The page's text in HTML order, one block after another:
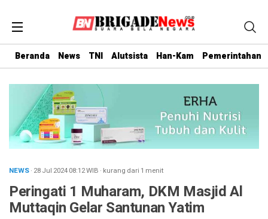
Beranda News TNI Alutsista Han-Kam Pemerintahan
NEWS· 28 Jul 202408:12WIB · kurang dari 1 menit
Peringati 1 Muharam, DKM Masjid Al
Muttaqin Gelar Santunan Yatim